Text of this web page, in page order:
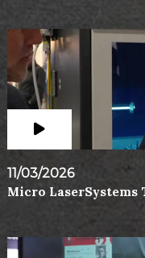
11/03/2026
Micro LaserSystems